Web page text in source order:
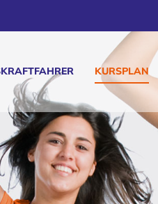
KURSPLAN